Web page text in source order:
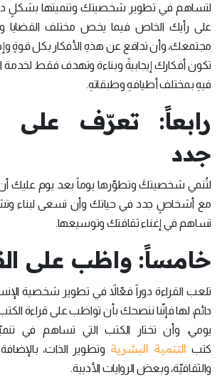
لتساهم في تطوير شخصيتك وتنميتها بشكلٍ
على رأيك الخاص فيما يخص مختلف القضايا
مجتمعك، وأن تدافع عن هذهِ الأفكار بكل قوةٍ
تكون أفكارك إيجابيةً وبناءة وتهدف فقط
فيهِ بمختلف أطيافهِ وطبقاتهِ.
رابعاً: تعرّف
جدد
لتُنمي شخصيتكَ وتطوّرها يوماً بعد يوم عليك أن
مع أشخاصٍ جدد في حياتك وأن تسعى لبناء
تساهم في إغناء ثقافتك وتوسيعها.
خامساً: واظب على
تلعب القراءة دوراً فعّالاً في تطوير شخصية
دائم، لها فإنّنا ننصحك بأن تواظب على قراءة
يومي، وأن تختار الكتب التي تساهم في
كتب التنمية البشرية وتطوير الذات،
والثقافيّة، وبعض الروايات الأدبية.